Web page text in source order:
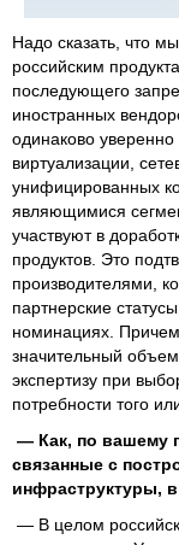
Надо сказать, что
российским
последующего
иностранных
одинаково
виртуализации,
унифицированных
являющимися
участвуют в
продуктов. Это
производителями,
партнерские
номинациях.
значительный
экспертизу при
потребности того
— Как, по вашему
связанные с
инфраструктуры,
— В целом